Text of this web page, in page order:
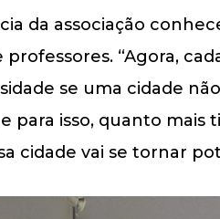
da associação
“Agora,
se uma cidade
para isso, quanto
cidade vai se tornar